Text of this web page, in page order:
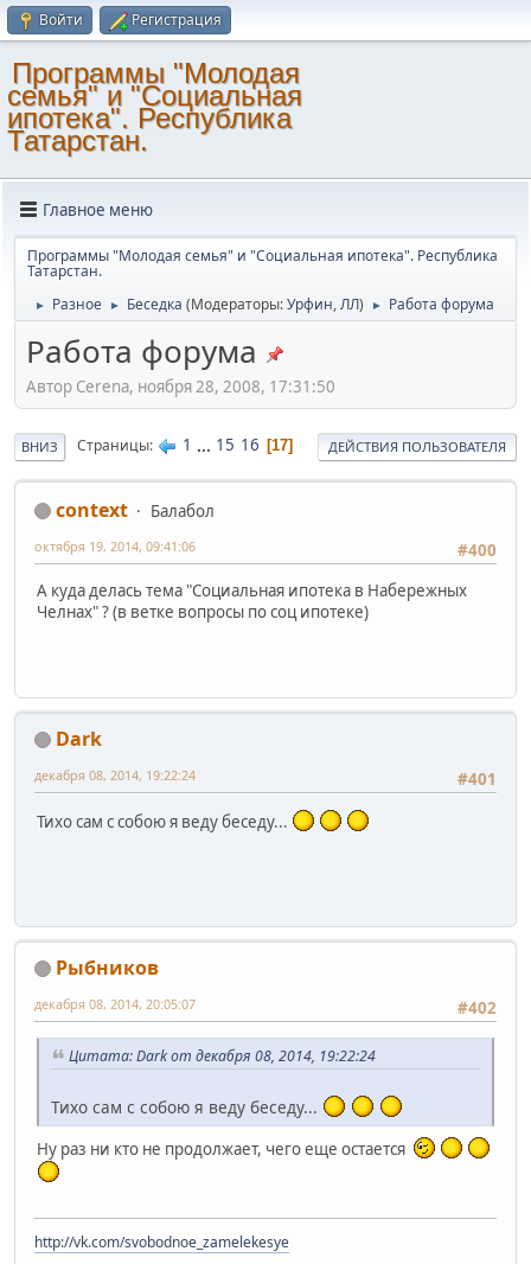
Войти Регистрация
Программы "Молодая
семья" и "Социальная
ипотека". Республика
Татарстан.
Главное меню
Программы "Молодая семья" и "Социальная ипотека". Республика
Татарстан.
► Разное ► Беседка (Модераторы:Урфин,ЛЛ) ► Работа форума
Работа форума
Автор Сerena, ноября 28, 2008, 17:31:50
ВНИЗ Страницы 1 ... 15 16 17 ДЕЙСТВИЯ ПОЛЬЗОВАТЕЛЯ
context
Балабол
#400
октября 19, 2014, 09:41:06
А куда делась тема "Социальная ипотека в Набережных
Челнах" ? (в ветке вопросы по соц ипотеке)
Dark
#401
декабря 08, 2014, 19:22:24
Тихо сам с собою я веду беседу...
Рыбников
#402
декабря 08, 2014, 20:05:07
Цитата: Dark от декабря 08, 2014, 19:22:24
Тихо сам с собою я веду беседу...
Ну раз ни кто не продолжает, чего еще остается
http://vk.com/svobodnoe_zamelekesye